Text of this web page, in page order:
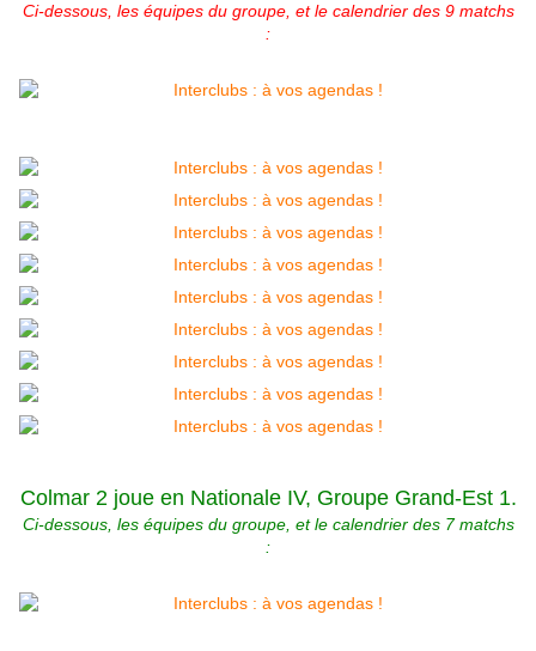
Ci-dessous, les équipes du groupe, et le calendrier des 9 matchs
:
Colmar 2 joue en Nationale IV, Groupe Grand-Est 1.
Ci-dessous, les équipes du groupe, et le calendrier des 7 matchs
: